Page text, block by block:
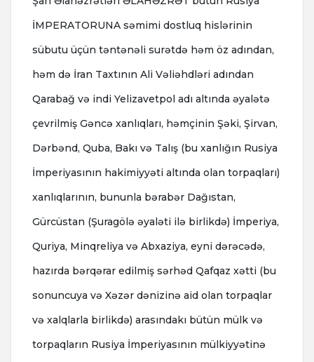
İMPERATORUNA səmimi dostluq hislərinin
sübutu üçün təntənəli surətdə həm öz adından,
həm də İran Taxtının Ali Vəliəhdləri adından
Qarabağ və indi Yelizavetpol adı altında əyalətə
çevrilmiş Gəncə xanlıqları, həmçinin Şəki, Şirvan,
Dərbənd, Quba, Bakı və Talış (bu xanlığın Rusiya
İmperiyasının hakimiyyəti altında olan torpaqları)
xanlıqlarının, bununla bərabər Dağıstan,
Gürcüstan (Şuragölə əyaləti ilə birlikdə) İmperiya,
Quriya, Minqreliya və Abxaziya, eyni dərəcədə,
hazırda bərqərar edilmiş sərhəd Qafqaz xətti (bu
sonuncuya və Xəzər dənizinə aid olan torpaqlar
və xalqlarla birlikdə) arasındakı bütün mülk və
torpaqların Rusiya İmperiyasının mülkiyyətinə